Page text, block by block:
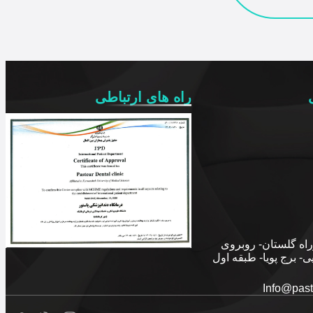
گلستان- روبروی
برج پویا- طبقه اول
راه های ارتباطی